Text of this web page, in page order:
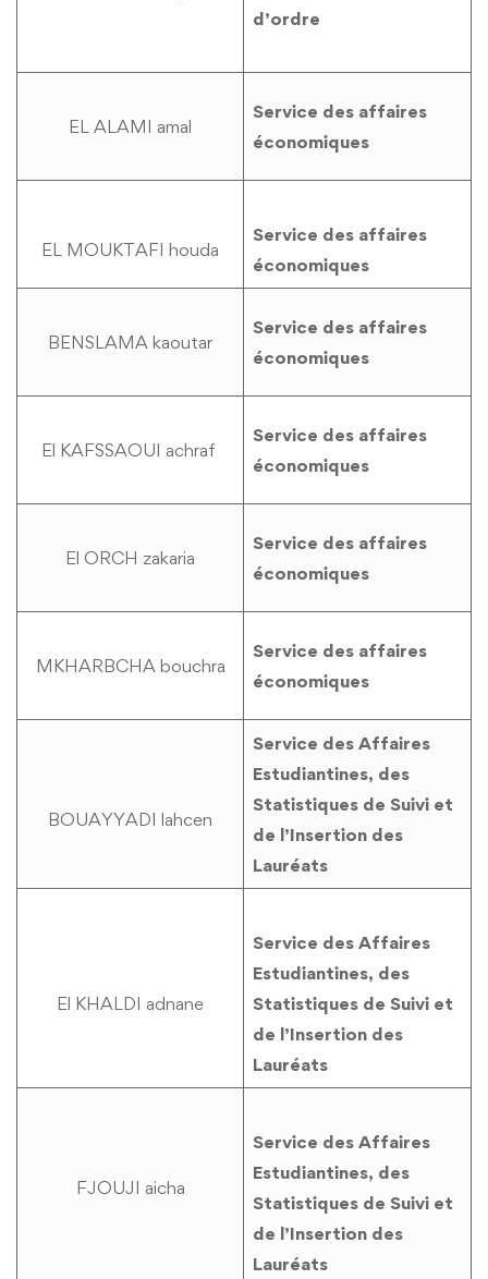
d’ordre
EL ALAMI amal
Service des affaires
économiques
EL MOUKTAFI houda
Service des affaires
économiques
BENSLAMA kaoutar
Service des affaires
économiques
El KAFSSAOUI achraf
Service des affaires
économiques
El ORCH zakaria
Service des affaires
économiques
MKHARBCHA bouchra
Service des affaires
économiques
BOUAYYADI lahcen
Service des Affaires
Estudiantines, des
Statistiques de Suivi et
de l’Insertion des
Lauréats
El KHALDI adnane
Service des Affaires
Estudiantines, des
Statistiques de Suivi et
de l’Insertion des
Lauréats
FJOUJI aicha
Service des Affaires
Estudiantines, des
Statistiques de Suivi et
de l’Insertion des
Lauréats